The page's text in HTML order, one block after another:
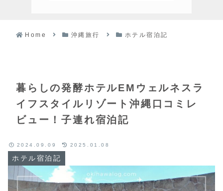
Home 沖縄旅行 ホテル宿泊記
暮らしの発酵ホテルEMウェルネスラ
イフスタイルリゾート沖縄口コミレ
ビュー！子連れ宿泊記
ホテル宿泊記
2024.09.09 2025.01.08